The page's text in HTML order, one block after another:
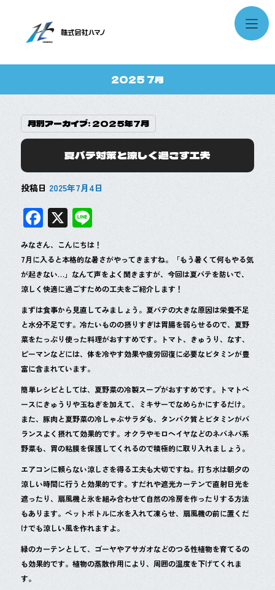
2025 7月
月別アーカイブ: 2025年7月
夏バテ対策と涼しく過ごす工夫
投稿日 2025年7月4日
F
ac
e
b
o
o
k
X Li
n
e
みなさん、こんにちは！
7月に入ると本格的な暑さがやってきますね。「もう暑くて何もやる気
が起きない…」なんて声をよく聞きますが、今回は夏バテを防いで、
涼しく快適に過ごすための工夫をご紹介します！
まずは食事から見直してみましょう。夏バテの大きな原因は栄養不足
と水分不足です。冷たいものの摂りすぎは胃腸を弱らせるので、夏野
菜をたっぷり使った料理がおすすめです。トマト、きゅうり、なす、
ピーマンなどには、体を冷やす効果や疲労回復に必要なビタミンが豊
富に含まれています。
簡単レシピとしては、夏野菜の冷製スープがおすすめです。トマトベ
ースにきゅうりや玉ねぎを加えて、ミキサーでなめらかにするだけ。
また、豚肉と夏野菜の冷しゃぶサラダも、タンパク質とビタミンがバ
ランスよく摂れて効果的です。オクラやモロヘイヤなどのネバネバ系
野菜も、胃の粘膜を保護してくれるので積極的に取り入れましょう。
エアコンに頼らない涼しさを得る工夫も大切ですね。打ち水は朝夕の
涼しい時間に行うと効果的です。すだれや遮光カーテンで直射日光を
遮ったり、扇風機と氷を組み合わせて自然の冷房を作ったりする方法
もあります。ペットボトルに水を入れて凍らせ、扇風機の前に置くだ
けでも涼しい風を作れますよ。
緑のカーテンとして、ゴーヤやアサガオなどのつる性植物を育てるの
も効果的です。植物の蒸散作用により、周囲の温度を下げてくれま
す。